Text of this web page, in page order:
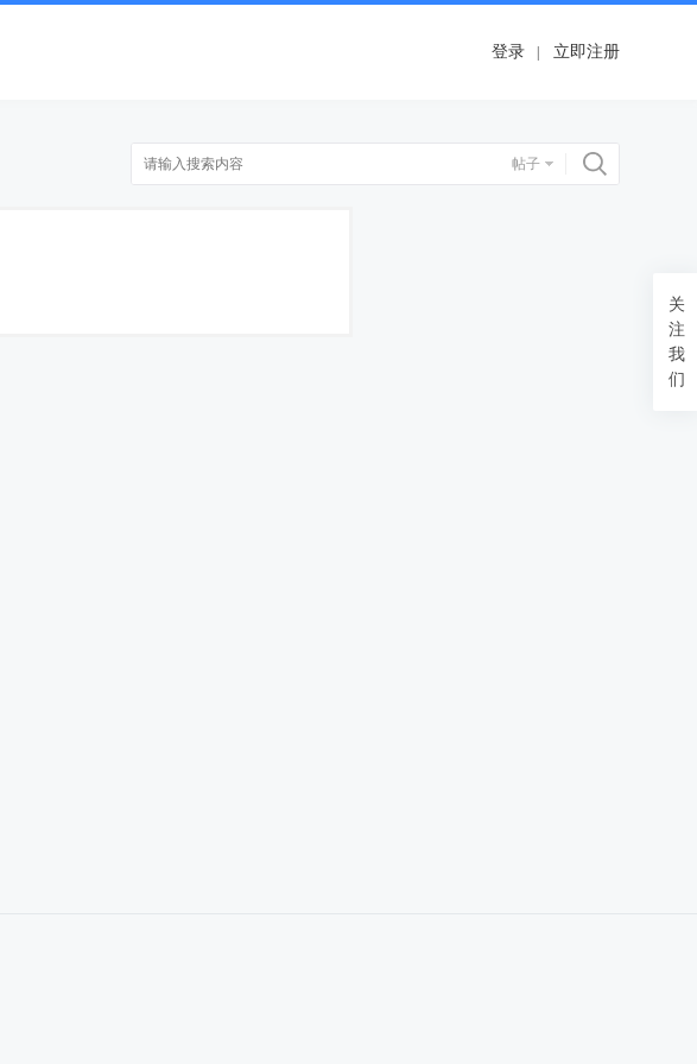
登录 立即注册
帖子
搜索
关
注
我
们